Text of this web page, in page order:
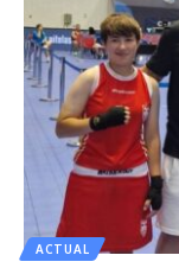
ACTUAL